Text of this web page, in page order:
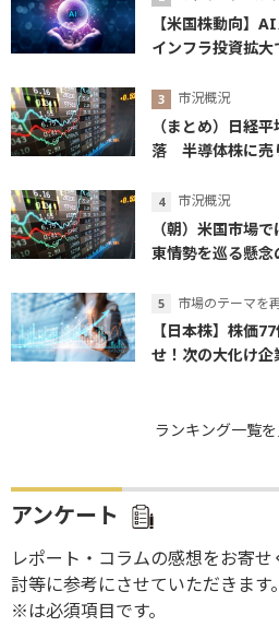
【米国株動向】
インフラ投資拡大
市況概況
（まとめ）日経
落 半導体株に売
市況概況
（朝）米国市場
東情勢を巡る懸念
市場のテーマを再訪
【日本株】株価
せ！次の大化け企
ランキング一覧
アンケート
レポート・コラムの感想をお寄
討等に参考にさせていただきます。
※は必須項目です。